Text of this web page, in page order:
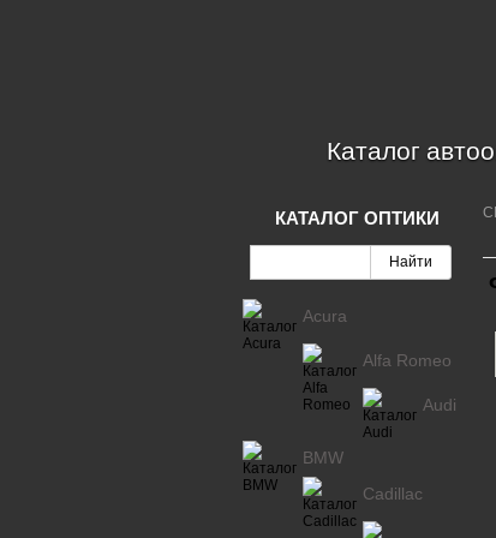
Каталог
КАТАЛОГ ОПТИКИ
Acura
Alfa Romeo
Audi
BMW
Cadillac